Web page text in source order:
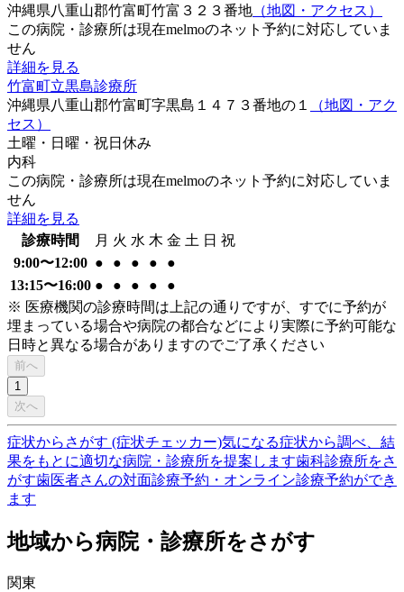
沖縄県八重山郡竹富町竹富３２３番地 （地図・アクセス）
この病院・診療所は現在melmoのネット予約に対応していま
せん
詳細を見る
竹富町立黒島診療所
沖縄県八重山郡竹富町字黒島１４７３番地の１
（地図・アク
セス）
土曜・日曜・祝日 休み
内科
この病院・診療所は現在melmoのネット予約に対応していま
せん
詳細を見る
診療時間
月 火 水 木 金 土 日 祝
9:00〜12:00 ● ● ● ●
●
13:15〜16:00 ● ● ● ●
●
※ 医療機関の診療時間は上記の通りですが、すでに予約が
埋まっている場合や病院の都合などにより実際に予約可能な
日時と異なる場合がありますのでご了承ください
前へ
1
次へ
症状からさがす (症状チェッカー)気になる症状から調べ、結
果をもとに適切な病院・診療所を提案します歯科診療所をさ
がす歯医者さんの対面診療予約・オンライン診療予約ができ
ます
地域から病院・診療所をさがす
関東